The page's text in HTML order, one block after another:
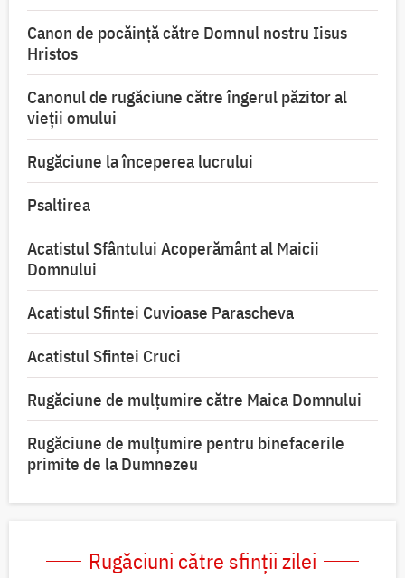
Canon de pocăință către Domnul nostru Iisus
Hristos
Canonul de rugăciune către îngerul păzitor al
vieții omului
Rugăciune la începerea lucrului
Psaltirea
Acatistul Sfântului Acoperământ al Maicii
Domnului
Acatistul Sfintei Cuvioase Parascheva
Acatistul Sfintei Cruci
Rugăciune de mulţumire către Maica Domnului
Rugăciune de mulțumire pentru binefacerile
primite de la Dumnezeu
Rugăciuni către sfinții zilei